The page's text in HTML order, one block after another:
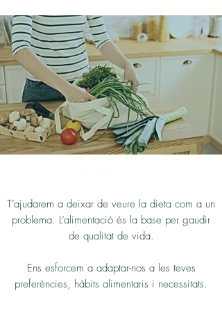
T’ajudarem a deixar de veure la dieta com a un
problema. L’alimentació és la base per gaudir
de qualitat de vida.
Ens esforcem a adaptar-nos a les teves
preferències, hàbits alimentaris i necessitats.